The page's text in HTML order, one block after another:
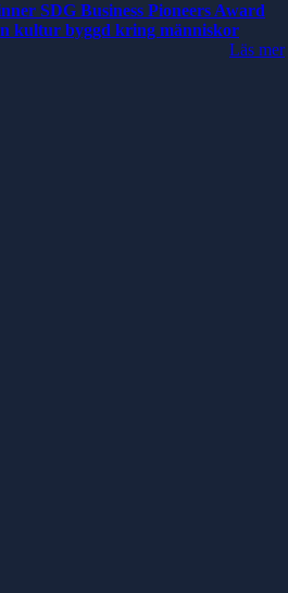
SDG Business Pioneers Award
kultur byggd kring människor
Läs mer